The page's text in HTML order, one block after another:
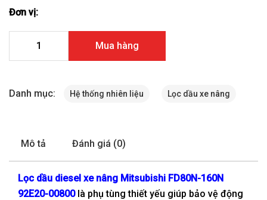
Đơn vị:
Mua hàng
Danh mục: Hệ thống nhiên liệu Lọc dầu xe nâng
Mô tả Đánh giá (0)
Lọc dầu diesel xe nâng Mitsubishi FD80N-160N
92E20-00800là phụ tùng thiết yếu giúp bảo vệ động